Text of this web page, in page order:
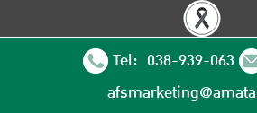
Tel: 038-939-063